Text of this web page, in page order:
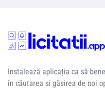
Instalează aplicația ca să
în căutarea si găsirea de noi